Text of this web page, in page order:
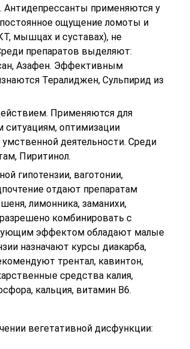
Антидепрессанты применяются у
ощущение ломоты и
мышцах и суставах), не
препаратов выделяют:
Азафен. Эффективным
Тералиджен, Сульпирид из
Применяются для
оптимизации
деятельности. Среди
Пиритинол.
гипо­тензии, ваготонии,
отдают препаратам
лимонника, заманихи,
комбинировать с
эффектом обладают малые
назначают кур­сы диакарба,
трентал, кавинтон,
средства калия,
кальция, витамин В6.
вегетативной дисфункции: